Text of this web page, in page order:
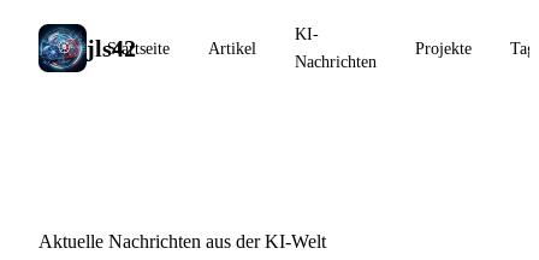
jls42
Startseite Artikel
KI-
Nachrichten
Projekte
Aktuelle Nachrichten aus der KI-Welt